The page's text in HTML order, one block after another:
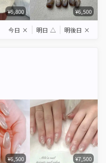
¥6,800 ¥6,500
今日 × 明日 △ 明後日 ×
¥6,500 ¥7,500